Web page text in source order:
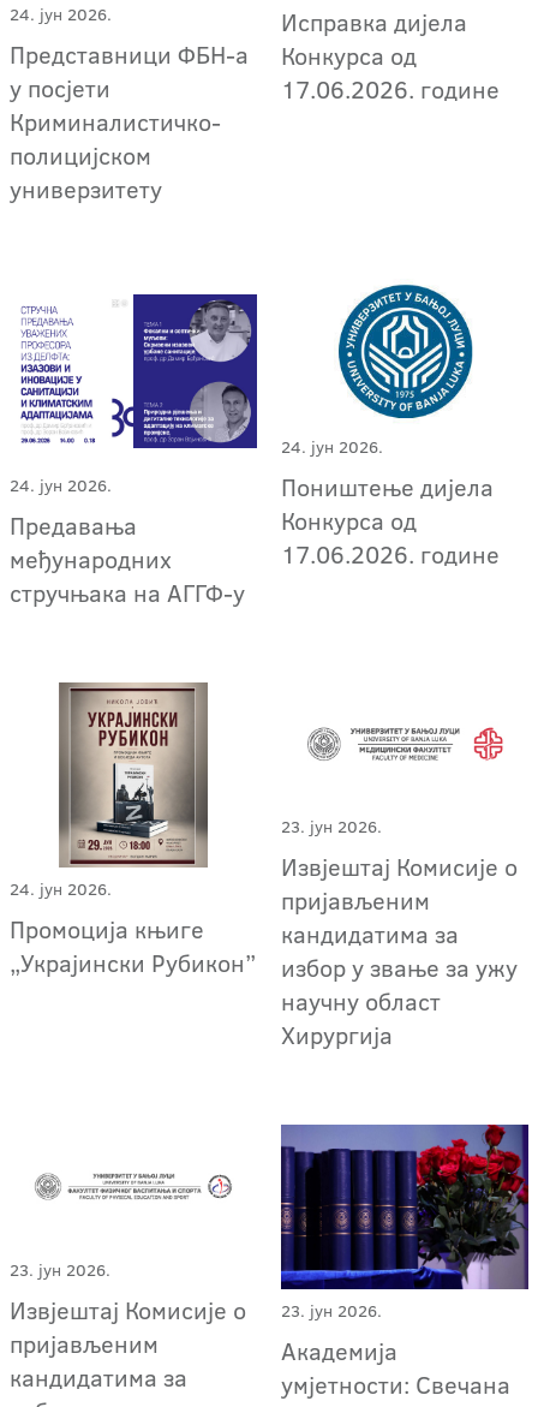
24. јун 2026.
Представници ФБН-а
у посјети
Криминалистичко-
полицијском
универзитету
Исправка дијела
Конкурса од
17.06.2026. године
24. јун 2026.
Предавања
међународних
стручњака на АГГФ-у
24. јун 2026.
Поништење дијела
Конкурса од
17.06.2026. године
24. јун 2026.
Промоција књиге
„Украјински Рубикон”
23. јун 2026.
Извјештај Комисије о
пријављеним
кандидатима за
избор у звање за ужу
научну област
Хирургија
23. јун 2026.
Извјештај Комисије о
пријављеним
кандидатима за
23. јун 2026.
Академија
умјетности: Свечана